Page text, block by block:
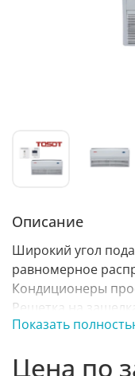
Описание
Широкий угол
равномерное
Кондиционеры
Решетка на
снимаются с любой
Показать
Цена по